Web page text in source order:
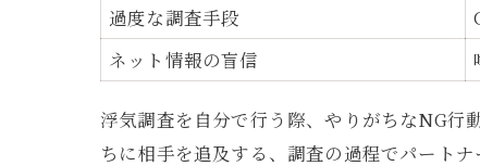
過度な調査手段
ネット情報の盲信
浮気調査を自分で行う際、やりがちなNG行
ちに相手を追及する、調査の過程でパート